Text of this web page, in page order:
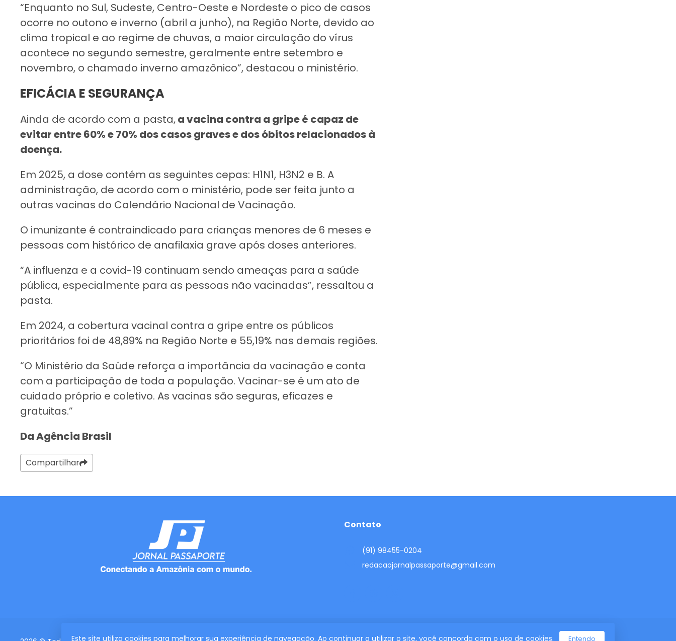
“Enquanto no Sul, Sudeste, Centro-Oeste e Nordeste o pico de casos
ocorre no outono e inverno (abril a junho), na Região Norte, devido ao
clima tropical e ao regime de chuvas, a maior circulação do vírus
acontece no segundo semestre, geralmente entre setembro e
novembro, o chamado inverno amazônico”, destacou o ministério.
EFICÁCIA E SEGURANÇA
Ainda de acordo com a pasta,a vacina contra a gripe é capaz de
evitar entre 60% e 70% dos casos graves e dos óbitos relacionados à
doença.
Em 2025, a dose contém as seguintes cepas: H1N1, H3N2 e B. A
administração, de acordo com o ministério, pode ser feita junto a
outras vacinas do Calendário Nacional de Vacinação.
O imunizante é contraindicado para crianças menores de 6 meses e
pessoas com histórico de anafilaxia grave após doses anteriores.
“A influenza e a covid-19 continuam sendo ameaças para a saúde
pública, especialmente para as pessoas não vacinadas”, ressaltou a
pasta.
Em 2024, a cobertura vacinal contra a gripe entre os públicos
prioritários foi de 48,89% na Região Norte e 55,19% nas demais regiões.
“O Ministério da Saúde reforça a importância da vacinação e conta
com a participação de toda a população. Vacinar-se é um ato de
cuidado próprio e coletivo. As vacinas são seguras, eficazes e
gratuitas.”
Da Agência Brasil
Compartilhar
Este site utiliza cookies para melhorar sua experiência de navegação. Ao continuar a utilizar o site, você concorda com o uso de cookies. Entendo
Contato
(91) 98455-0204
redacaojornalpassaporte@gmail.com